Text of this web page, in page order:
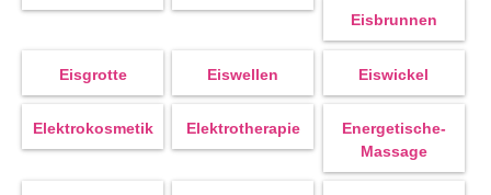
Eisbrunnen
Eisgrotte Eiswellen Eiswickel
Elektrokosmetik Elektrotherapie
Energetische-
Massage